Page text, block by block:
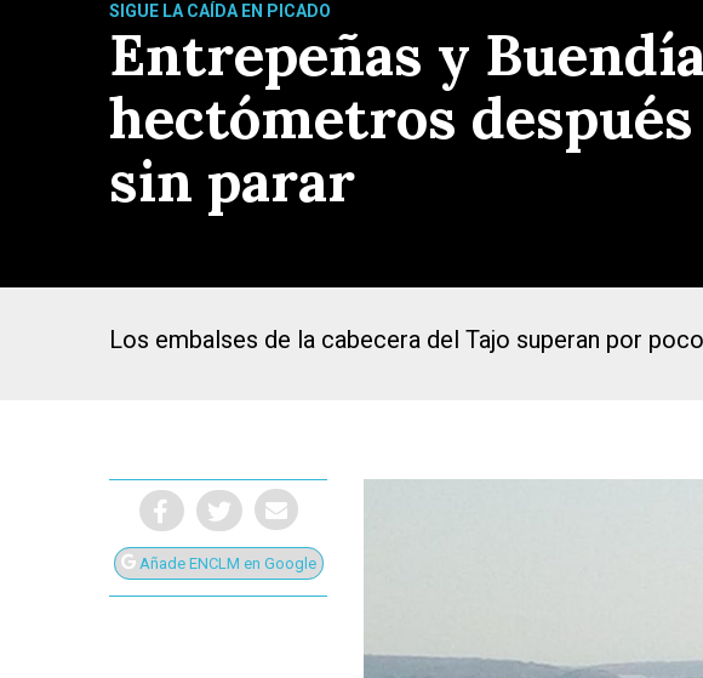
Presiona Intro para buscar o ESC para cerrar
SIGUE LA CAÍDA EN PICADO
Entrepeñas y
hectómetros
sin parar
Los embalses de la cabecera del Tajo superan por
Añade ENCLM en Google